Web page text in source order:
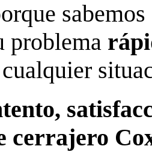
problema
cerrajero